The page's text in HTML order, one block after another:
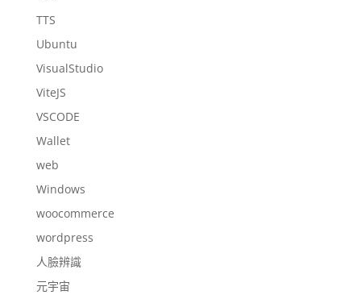
TTS
Ubuntu
VisualStudio
ViteJS
VSCODE
Wallet
web
Windows
woocommerce
wordpress
人臉辨識
元宇宙